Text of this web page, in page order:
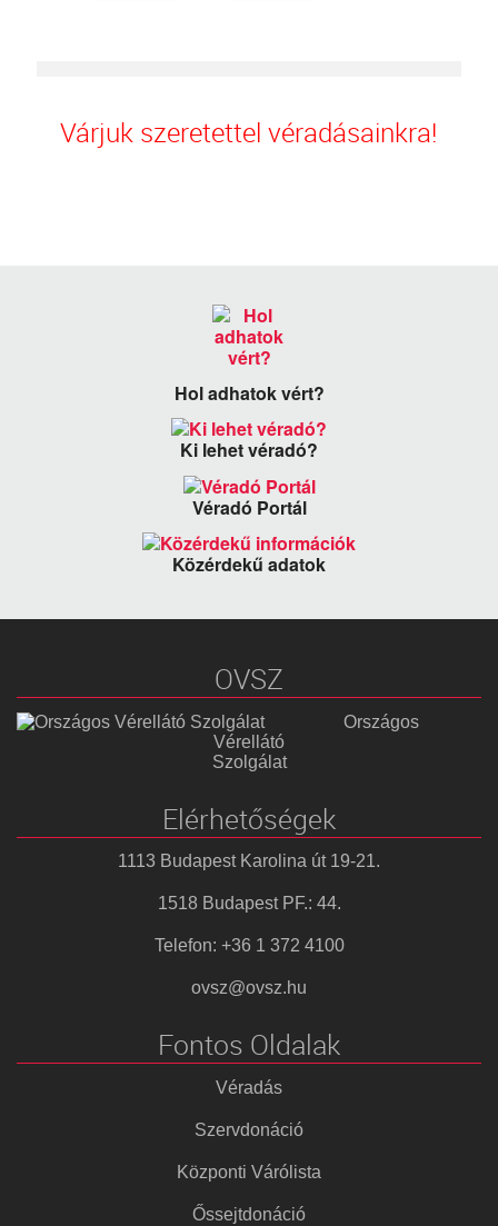
Várjuk szeretettel véradásainkra!
Hol adhatok vért?
Ki lehet véradó?
Véradó Portál
Közérdekű adatok
OVSZ
Országos
Vérellátó
Szolgálat
Elérhetőségek
1113 Budapest Karolina út 19-21.
1518 Budapest PF.: 44.
Telefon: +36 1 372 4100
ovsz@ovsz.hu
Fontos Oldalak
Véradás
Szervdonáció
Központi Várólista
Őssejtdonáció